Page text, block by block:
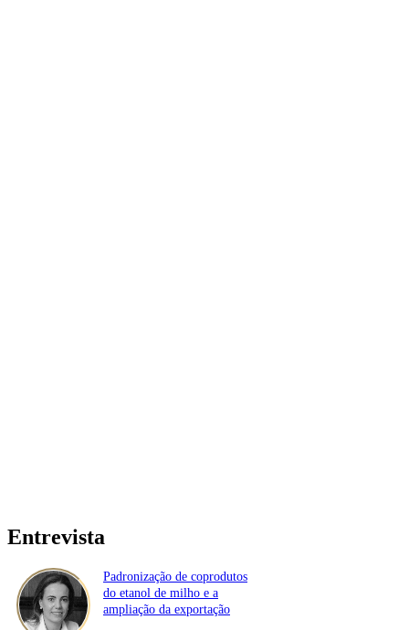
Entrevista
Padronização de coprodutos
do etanol de milho e a
ampliação da exportação